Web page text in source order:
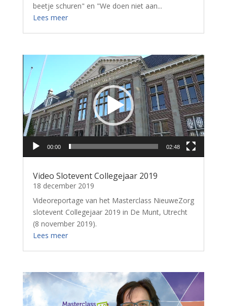
beetje schuren" en "We doen niet aan...
Lees meer
Videospeler
00:00 02:48
Video Slotevent Collegejaar 2019
18 december 2019
Videoreportage van het Masterclass NieuweZorg
slotevent Collegejaar 2019 in De Munt, Utrecht
(8 november 2019).
Lees meer